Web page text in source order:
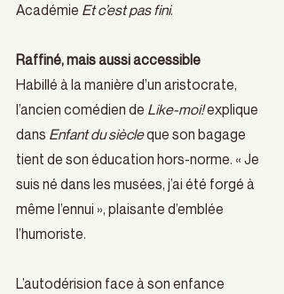
Académie Et c’est pas fini.
Raffiné, mais aussi accessible
Habillé à la manière d’un aristocrate,
l’ancien comédien de Like-moi! explique
dans Enfant du siècle que son bagage
tient de son éducation hors-norme. « Je
suis né dans les musées, j’ai été forgé à
même l’ennui », plaisante d’emblée
l’humoriste.
L’autodérision face à son enfance